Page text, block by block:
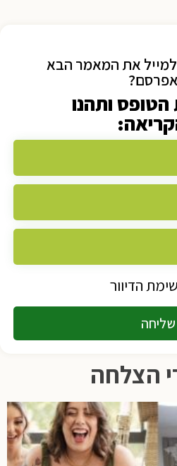
למייל את המאמר הבא
ותהנו
הדיוור
שליחה
הצלחה